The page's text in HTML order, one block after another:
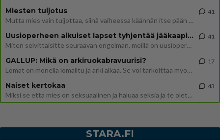
Miesten tuijotus
Mutta mies vain tuijottaa, siinä vaiheessa käännän itse pään pois. Mikä juttu? Yleensä jos joku tuijottaa tai katsoo, hä
41
Uusioperheen aikuiset lapset tyhjentää jääkaapin käydessään
Miten selvittäisitte seuraavan ongelman, meillä on uusioperhe, minulla teini-ikäiset lapset ja puolisolla aikuiset, jotk
41
GALLUP: Mikä on arkiruokabravuurisi?
Lomat on monella lomailtu ja arki alkaa. Se voi tarkoittaa myös sitä, että grillailut on grillattu ja palataan arjen ruo
17
Naiset kertokaa
Miksi se että mies on seksuaalinen ja haluaa seksiä ja te olette hänen mielestänne haluttava on vastenmielistä? Mikä sii
43
STARA.FI